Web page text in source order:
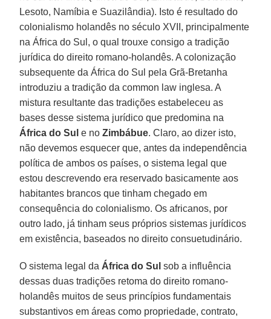
Lesoto, Namíbia e Suazilândia). Isto é resultado do
colonialismo holandês no século XVII, principalmente
na África do Sul, o qual trouxe consigo a tradição
jurídica do direito romano-holandês. A colonização
subsequente da África do Sul pela Grã-Bretanha
introduziu a tradição da common law inglesa. A
mistura resultante das tradições estabeleceu as
bases desse sistema jurídico que predomina na
África do Sul e noZimbábue. Claro, ao dizer isto,
não devemos esquecer que, antes da independência
política de ambos os países, o sistema legal que
estou descrevendo era reservado basicamente aos
habitantes brancos que tinham chegado em
consequência do colonialismo. Os africanos, por
outro lado, já tinham seus próprios sistemas jurídicos
em existência, baseados no direito consuetudinário.
O sistema legal da África do Sul sob a influência
dessas duas tradições retoma do direito romano-
holandês muitos de seus princípios fundamentais
substantivos em áreas como propriedade, contrato,